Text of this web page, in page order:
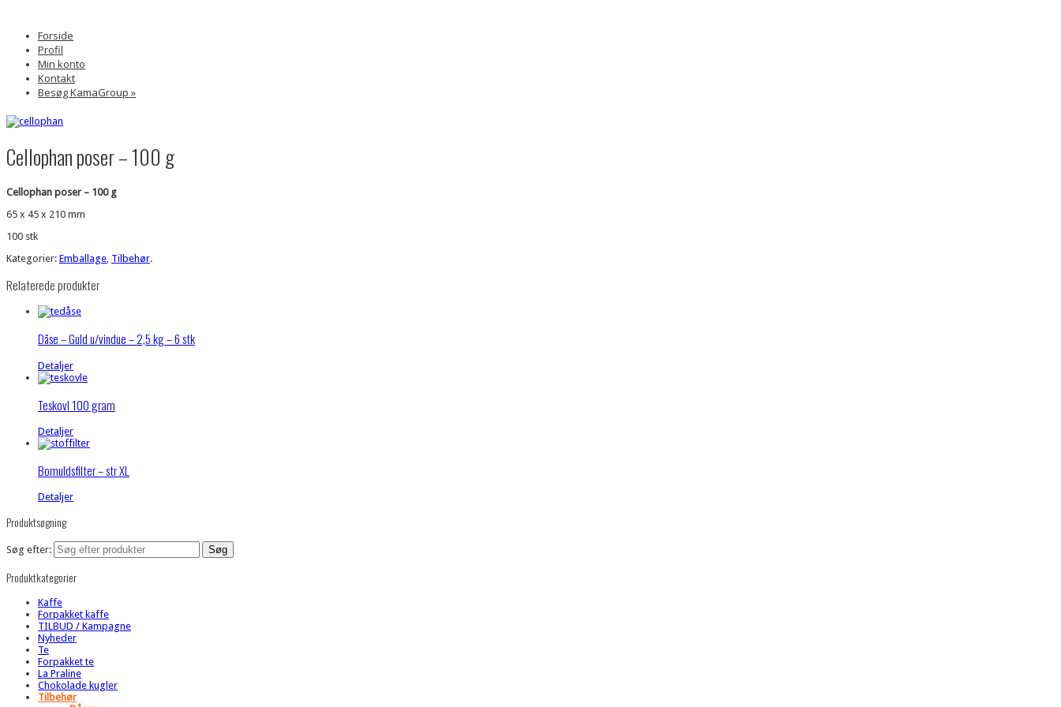
Forside
Profil
Min konto
Kontakt
Besøg KamaGroup »
Cellophan poser – 100 g
Cellophan poser – 100 g
65 x 45 x 210 mm
100 stk
Kategorier: Emballage Tilbehør.
Relaterede produkter
Dåse – Guld u/vindue – 2,5 kg – 6 stk
Detaljer
Teskovl 100 gram
Detaljer
Bomuldsfilter – str XL
Detaljer
Produktsøgning
Søg efter:
Produktkategorier
Kaffe
Forpakket kaffe
TILBUD / Kampagne
Nyheder
Te
Forpakket te
La Praline
Chokolade kugler
Tilbehør